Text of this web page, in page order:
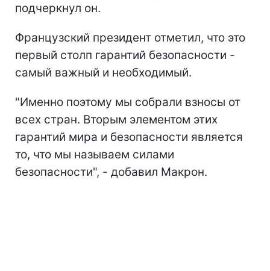
подчеркнул он.
Французский президент отметил, что это
первый столп гарантий безопасности -
самый важный и необходимый.
"Именно поэтому мы собрали взносы от
всех стран. Вторым элементом этих
гарантий мира и безопасности является
то, что мы называем силами
безопасности", - добавил Макрон.